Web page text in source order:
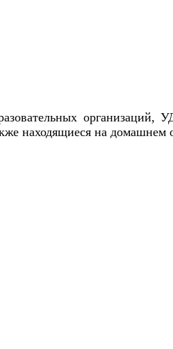
организаций,
находящиеся на домашнем